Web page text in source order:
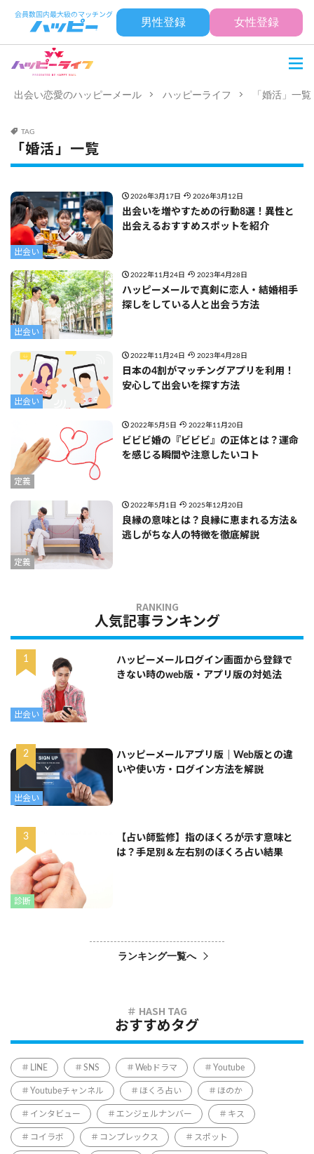
男性登録 女性登録
出会い恋愛のハッピーメール ハッピーライフ 「婚活」一覧
TAG
「婚活」一覧
出会い
2026年3月17日 2026年3月12日
出会いを増やすための行動8選！異性と
出会えるおすすめスポットを紹介
出会い
2022年11月24日 2023年4月28日
ハッピーメールで真剣に恋人・結婚相手
探しをしている人と出会う方法
出会い
2022年11月24日 2023年4月28日
日本の4割がマッチングアプリを利用！
安心して出会いを探す方法
定義
2022年5月5日 2022年11月20日
ビビビ婚の『ビビビ』の正体とは？運命
を感じる瞬間や注意したいコト
定義
2022年5月1日 2025年12月20日
良縁の意味とは？良縁に恵まれる方法＆
逃しがちな人の特徴を徹底解説
人気記事ランキング
出会い
ハッピーメールログイン画面から登録で
きない時のweb版・アプリ版の対処法
出会い
ハッピーメールアプリ版｜Web版との違
いや使い方・ログイン方法を解説
診断
【占い師監修】指のほくろが示す意味と
は？手足別＆左右別のほくろ占い結果
ランキング一覧へ
おすすめタグ
LINE SNS Webドラマ Youtube
Youtubeチャンネル ほくろ占い ほのか
インタビュー エンジェルナンバー キス
コイラボ コンプレックス スポット